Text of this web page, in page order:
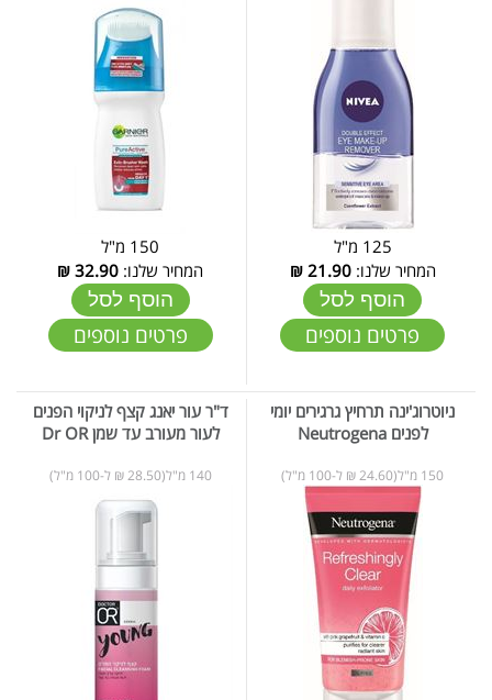
125 מ"ל
המחיר שלנו:21.90
₪
הוסף לסל
פרטים נוספים
150 מ"ל
המחיר שלנו: 32.90
₪
הוסף לסל
פרטים נוספים
ניוטרוג'ינה תרחיץ גרגירים יומי
לפנים Neutrogena
150 מ"ל(24.60 ₪ ל-100 מ"ל)
ד"ר עור יאנג קצף לניקוי הפנים
לעור מעורב עד שמן Dr OR
140 מ"ל(28.50 ₪ ל-100 מ"ל)